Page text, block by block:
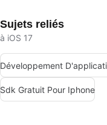
Sujets reliés
à iOS 17
Développement
Sdk Gratuit Pour Iphone